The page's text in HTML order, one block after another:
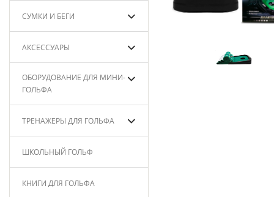
СУМКИ И БЕГИ
АКСЕССУАРЫ
ОБОРУДОВАНИЕ ДЛЯ МИНИ-
ГОЛЬФА
ТРЕНАЖЕРЫ ДЛЯ ГОЛЬФА
ШКОЛЬНЫЙ ГОЛЬФ
КНИГИ ДЛЯ ГОЛЬФА